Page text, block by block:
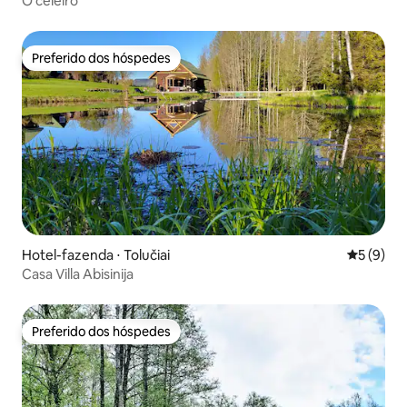
Preferido dos hóspedes
Preferido dos hóspedes
Hotel-fazenda ⋅ Tolučiai 5 de
5 (9)
Casa Villa Abisinija
Preferido dos hóspedes
Preferido dos hóspedes